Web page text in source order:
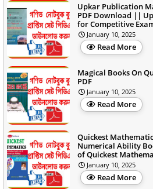
Upkar Publication
PDF Download ||
for Competitive
January 10, 2025
Read More
Magical Books On
PDF
January 10, 2025
Read More
Quickest
Numerical Ability
of Quickest
January 10, 2025
Read More